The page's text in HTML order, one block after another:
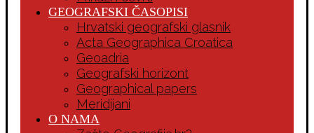
GEOGRAFSKI ČASOPISI
Hrvatski geografski glasnik
Acta Geographica Croatica
Geoadria
Geografski horizont
Geographical papers
Meridijani
O NAMA